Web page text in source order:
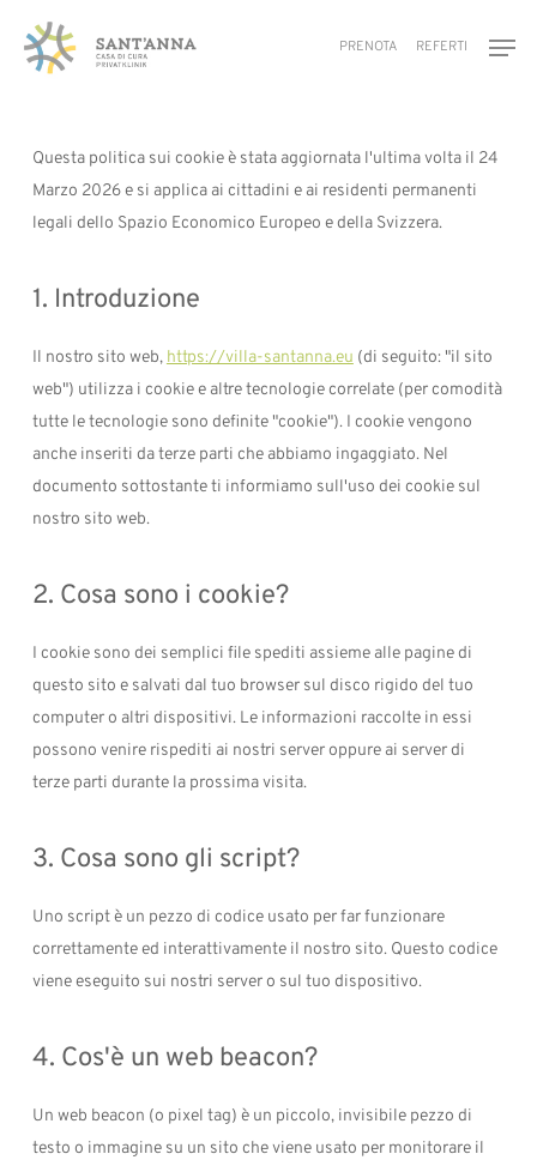
main
PRENOTA REFERTI
Questa politica sui cookie è stata aggiornata l'ultima volta il 24
Marzo 2026 e si applica ai cittadini e ai residenti permanenti
legali dello Spazio Economico Europeo e della Svizzera.
1. Introduzione
Il nostro sito web, https://villa-santanna.eu (di seguito: "il sito
web") utilizza i cookie e altre tecnologie correlate (per comodità
tutte le tecnologie sono definite "cookie"). I cookie vengono
anche inseriti da terze parti che abbiamo ingaggiato. Nel
documento sottostante ti informiamo sull'uso dei cookie sul
nostro sito web.
2. Cosa sono i cookie?
I cookie sono dei semplici file spediti assieme alle pagine di
questo sito e salvati dal tuo browser sul disco rigido del tuo
computer o altri dispositivi. Le informazioni raccolte in essi
possono venire rispediti ai nostri server oppure ai server di
terze parti durante la prossima visita.
3. Cosa sono gli script?
Uno script è un pezzo di codice usato per far funzionare
correttamente ed interattivamente il nostro sito. Questo codice
viene eseguito sui nostri server o sul tuo dispositivo.
4. Cos'è un web beacon?
Un web beacon (o pixel tag) è un piccolo, invisibile pezzo di
testo o immagine su un sito che viene usato per monitorare il